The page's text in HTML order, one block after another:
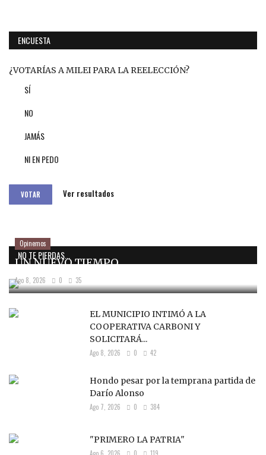
ENCUESTA
¿VOTARÍAS A MILEI PARA LA REELECCIÓN?
SÍ
NO
JAMÁS
NI EN PEDO
VOTAR Ver resultados
NO TE PIERDAS...
Opinemos
UN NUEVO TIEMPO
Ago 8, 2026 0 35
EL MUNICIPIO INTIMÓ A LA
COOPERATIVA CARBONI Y
SOLICITARÁ...
Ago 8, 2026 0 42
Hondo pesar por la temprana partida de
Darío Alonso
Ago 7, 2026 0 384
"PRIMERO LA PATRIA"
Ago 6, 2026 0 119